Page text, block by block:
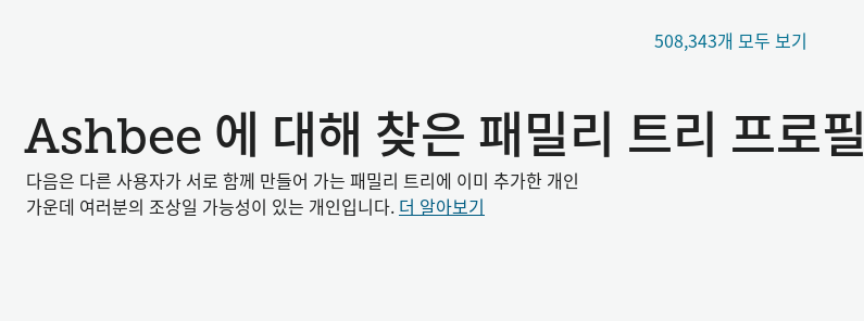
508,343개 모두 보기
Ashbee 에 대해 찾은 패밀리 트리 프로필
다음은 다른 사용자가 서로 함께 만들어 가는 패밀리 트리에 이미 추가한 개인
가운데 여러분의 조상일 가능성이 있는 개인입니다. 더 알아보기